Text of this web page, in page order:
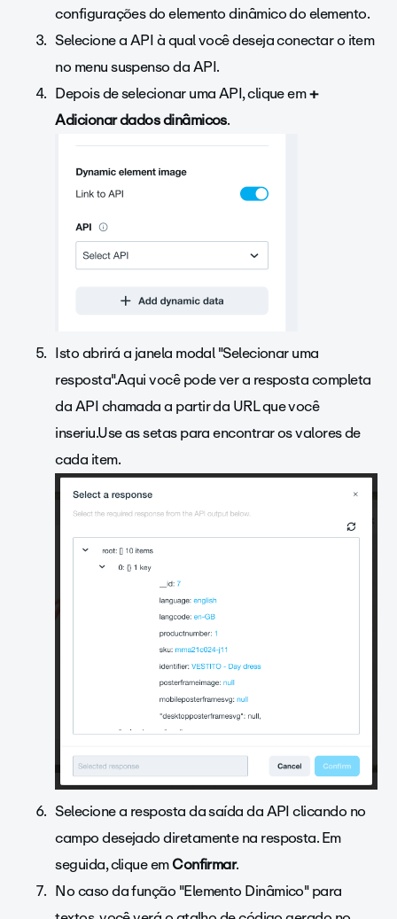
configurações do elemento dinâmico do elemento.
Selecione a API à qual você deseja conectar o item
no menu suspenso da API.
Depois de selecionar uma API, clique em+
Adicionar dados dinâmicos.
Isto abrirá a janela modal "Selecionar uma
resposta".Aqui você pode ver a resposta completa
da API chamada a partir da URL que você
inseriu.Use as setas para encontrar os valores de
cada item.
Selecione a resposta da saída da API clicando no
campo desejado diretamente na resposta. Em
seguida, clique emConfirmar.
No caso da função "Elemento Dinâmico" para